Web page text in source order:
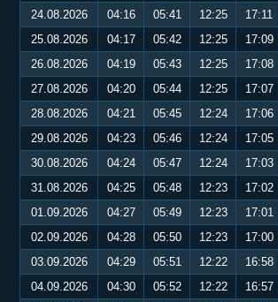
24.08.2026
04:16 05:41 12:25 17:11
25.08.2026
04:17 05:42 12:25 17:09
26.08.2026
04:19 05:43 12:25 17:08
27.08.2026
04:20 05:44 12:25 17:07
28.08.2026
04:21 05:45 12:24 17:06
29.08.2026
04:23 05:46 12:24 17:05
30.08.2026
04:24 05:47 12:24 17:03
31.08.2026
04:25 05:48 12:23 17:02
01.09.2026
04:27 05:49 12:23 17:01
02.09.2026
04:28 05:50 12:23 17:00
03.09.2026
04:29 05:51 12:22 16:58
04.09.2026
04:30 05:52 12:22 16:57